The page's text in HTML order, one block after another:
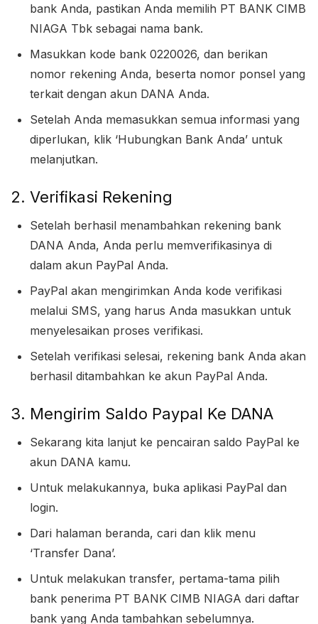
bank Anda, pastikan Anda memilih PT BANK CIMB
NIAGA Tbk sebagai nama bank.
Masukkan kode bank 0220026, dan berikan
nomor rekening Anda, beserta nomor ponsel yang
terkait dengan akun DANA Anda.
Setelah Anda memasukkan semua informasi yang
diperlukan, klik ‘Hubungkan Bank Anda’ untuk
melanjutkan.
2. Verifikasi Rekening
Setelah berhasil menambahkan rekening bank
DANA Anda, Anda perlu memverifikasinya di
dalam akun PayPal Anda.
PayPal akan mengirimkan Anda kode verifikasi
melalui SMS, yang harus Anda masukkan untuk
menyelesaikan proses verifikasi.
Setelah verifikasi selesai, rekening bank Anda akan
berhasil ditambahkan ke akun PayPal Anda.
3. Mengirim Saldo Paypal Ke DANA
Sekarang kita lanjut ke pencairan saldo PayPal ke
akun DANA kamu.
Untuk melakukannya, buka aplikasi PayPal dan
login.
Dari halaman beranda, cari dan klik menu
‘Transfer Dana’.
Untuk melakukan transfer, pertama-tama pilih
bank penerima PT BANK CIMB NIAGA dari daftar
bank yang Anda tambahkan sebelumnya.